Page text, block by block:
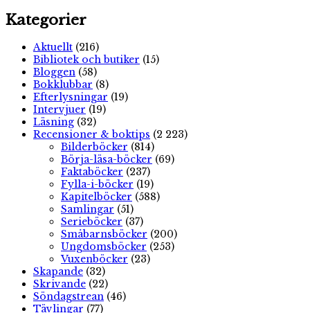
Kategorier
Aktuellt (216)
Bibliotek och butiker (15)
Bloggen (58)
Bokklubbar (8)
Efterlysningar (19)
Intervjuer (19)
Läsning (32)
Recensioner & boktips (2 223)
Bilderböcker (814)
Börja-läsa-böcker (69)
Faktaböcker (237)
Fylla-i-böcker (19)
Kapitelböcker (588)
Samlingar (51)
Serieböcker (37)
Småbarnsböcker (200)
Ungdomsböcker (253)
Vuxenböcker (23)
Skapande (32)
Skrivande (22)
Söndagstrean (46)
Tävlingar (77)